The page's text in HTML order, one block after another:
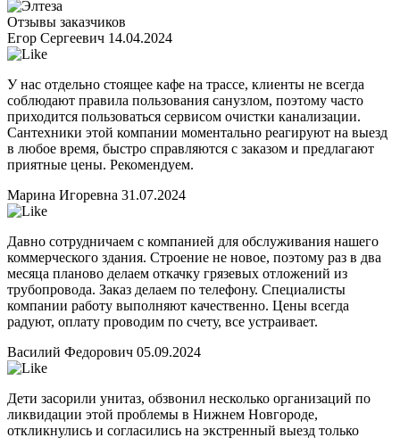
Отзывы заказчиков
Егор Сергеевич 14.04.2024
У нас отдельно стоящее кафе на трассе, клиенты не всегда
соблюдают правила пользования санузлом, поэтому часто
приходится пользоваться сервисом очистки канализации.
Сантехники этой компании моментально реагируют на выезд
в любое время, быстро справляются с заказом и предлагают
приятные цены. Рекомендуем.
Марина Игоревна 31.07.2024
Давно сотрудничаем с компанией для обслуживания нашего
коммерческого здания. Строение не новое, поэтому раз в два
месяца планово делаем откачку грязевых отложений из
трубопровода. Заказ делаем по телефону. Специалисты
компании работу выполняют качественно. Цены всегда
радуют, оплату проводим по счету, все устраивает.
Василий Федорович 05.09.2024
Дети засорили унитаз, обзвонил несколько организаций по
ликвидации этой проблемы в Нижнем Новгороде,
откликнулись и согласились на экстренный выезд только